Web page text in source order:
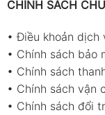
CHÍNH SÁCH
•Điều khoản dịch
• Chính sách bảo
• Chính sách
• Chính sách vận
• Chính sách đổi